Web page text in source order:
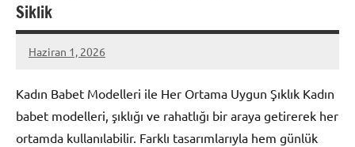
Siklik
Haziran 1, 2026
admin
Yorum
Kadın Babet Modelleri ile Her Ortama Uygun Şıklık Kadın
babet modelleri, şıklığı ve rahatlığı bir araya getirerek her
ortamda kullanılabilir. Farklı tasarımlarıyla hem günlük